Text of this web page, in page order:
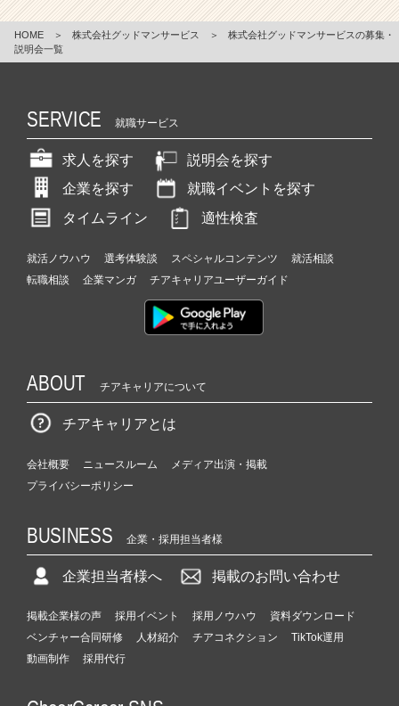
ン
企
業
か
ウ
ト
が
く
サ
ト
ア
ア
h
e
r
HOME ＞ 株式会社グッドマンサービス ＞
株式会社グッドマンサービスの募集・
説明会一覧
SERVICE 就職サービス
求人を探す
説明会を探す
企業を探す
就職イベントを探す
タイムライン
適性検査
就活ノウハウ 選考体験談 スペシャルコンテンツ
就活相談
転職相談
企業マンガ チアキャリアユーザーガイド
ABOUT チアキャリアについて
チアキャリアとは
会社概要 ニュースルーム
メディア出演・掲載
プライバシーポリシー
BUSINESS 企業・採用担当者様
企業担当者様へ 掲載のお問い合わせ
掲載企業様の声 採用イベント 採用ノウハウ
資料ダウンロード
ベンチャー合同研修
人材紹介 チアコネクション
TikTok運用
動画制作
採用代行